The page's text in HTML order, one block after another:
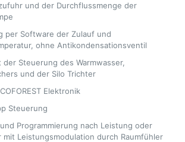
und der Durchflussmenge der
per Software der Zulauf und
ohne Antikondensationsventil
der Steuerung des Warmwasser,
und der Silo Trichter
Elektronik
Steuerung
Programmierung nach Leistung oder
mit Leistungsmodulation durch Raumfühler